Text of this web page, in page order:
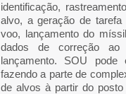
identificação,
alvo, a geração de
voo, lançamento do
dados de correção ao
lançamento. SOU
fazendo a parte de
de alvos à partir do